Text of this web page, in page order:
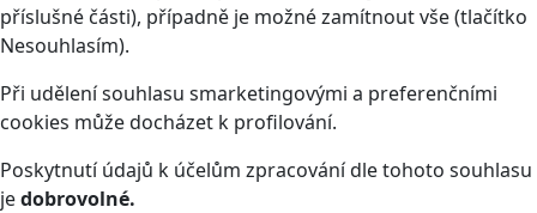
příslušné části), případně je možné zamítnout vše (tlačítko
Nesouhlasím).
Při udělení souhlasu smarketingovými a preferenčními
cookies může docházet k profilování.
Poskytnutí údajů k účelům zpracování dle tohoto souhlasu
jedobrovolné.